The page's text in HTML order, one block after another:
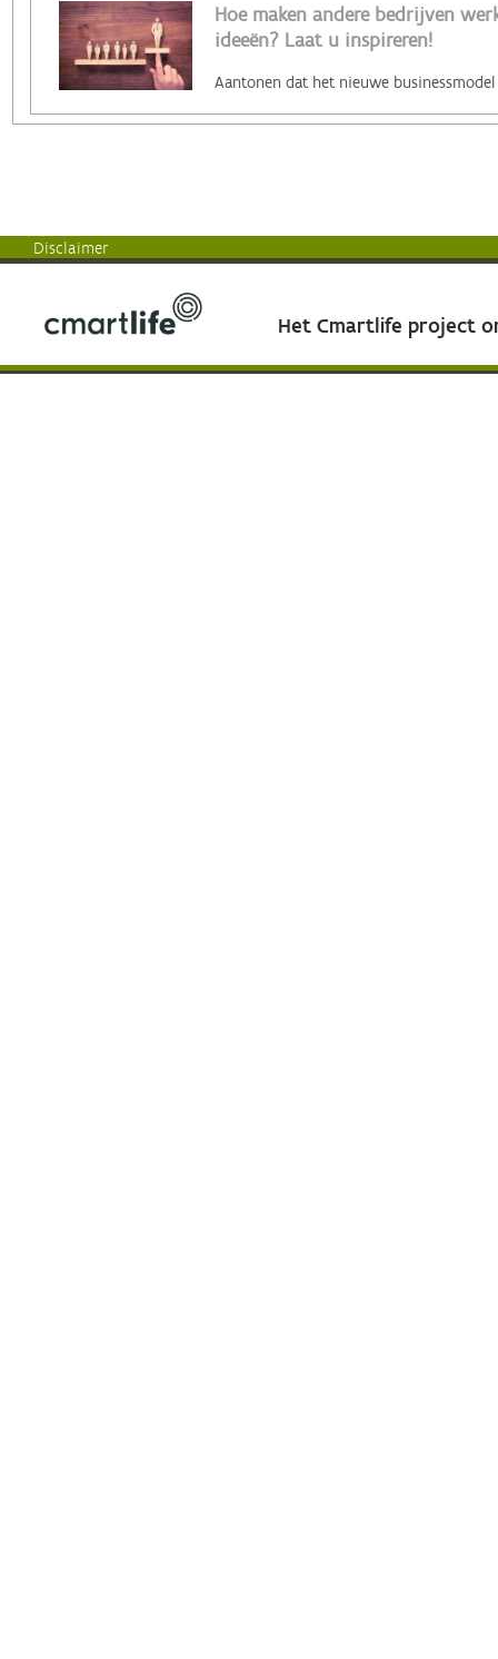
Hoe maken andere bedrijven
ideeën? Laat u inspireren!
Disclaimer
Het Cmartlife project